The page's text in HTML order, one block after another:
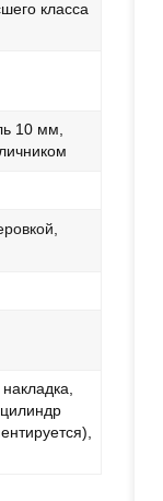
класса
10 мм,